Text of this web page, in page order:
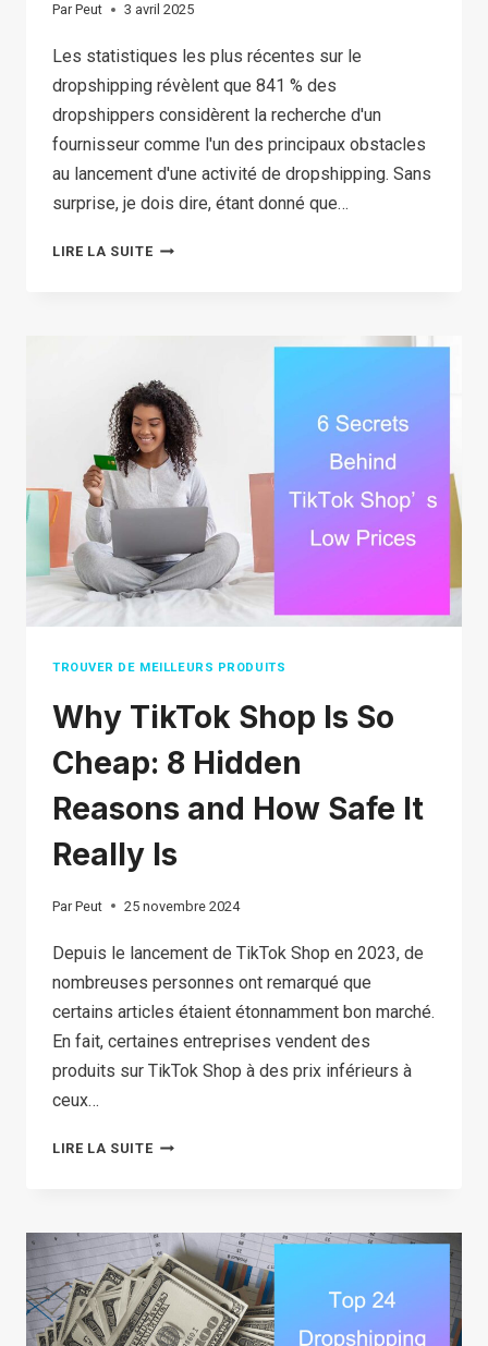
Par Peut 3 avril 2025
Les statistiques les plus récentes sur le
dropshipping révèlent que 841 % des
dropshippers considèrent la recherche d'un
fournisseur comme l'un des principaux obstacles
au lancement d'une activité de dropshipping. Sans
surprise, je dois dire, étant donné que…
LIRE LA SUITECOMMENT
DE
DROPSHIPPING
AUX
ÉTATS-
UNIS :
10 MÉTHODES
TROUVER DE MEILLEURS PRODUITS
Why TikTok Shop Is So
Cheap: 8 Hidden
Reasons and How Safe It
Really Is
Par Peut 25 novembre 2024
Depuis le lancement de TikTok Shop en 2023, de
nombreuses personnes ont remarqué que
certains articles étaient étonnamment bon marché.
En fait, certaines entreprises vendent des
produits sur TikTok Shop à des prix inférieurs à
ceux…
LIRE LA SUITEWHY
IS
SO
CHEAP:
8